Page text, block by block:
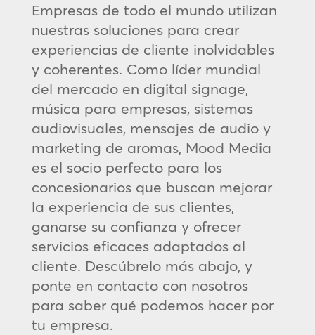
Empresas de todo el mundo utilizan
nuestras soluciones para crear
experiencias de cliente inolvidables
y coherentes. Como líder mundial
del mercado en digital signage,
música para empresas, sistemas
audiovisuales, mensajes de audio y
marketing de aromas, Mood Media
es el socio perfecto para los
concesionarios que buscan mejorar
la experiencia de sus clientes,
ganarse su confianza y ofrecer
servicios eficaces adaptados al
cliente. Descúbrelo más abajo, y
ponte en contacto con nosotros
para saber qué podemos hacer por
tu empresa.